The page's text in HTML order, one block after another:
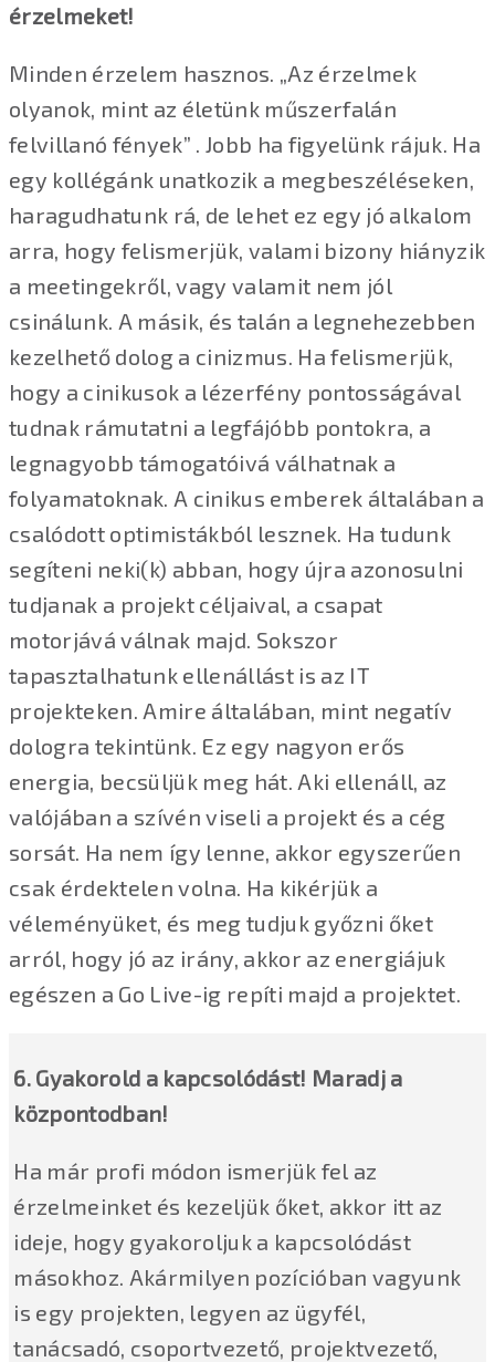
érzelmeket!
Minden érzelem hasznos. „Az érzelmek
olyanok, mint az életünk műszerfalán
felvillanó fények” . Jobb ha figyelünk rájuk. Ha
egy kollégánk unatkozik a megbeszéléseken,
haragudhatunk rá, de lehet ez egy jó alkalom
arra, hogy felismerjük, valami bizony hiányzik
a meetingekről, vagy valamit nem jól
csinálunk. A másik, és talán a legnehezebben
kezelhető dolog a cinizmus. Ha felismerjük,
hogy a cinikusok a lézerfény pontosságával
tudnak rámutatni a legfájóbb pontokra, a
legnagyobb támogatóivá válhatnak a
folyamatoknak. A cinikus emberek általában a
csalódott optimistákból lesznek. Ha tudunk
segíteni neki(k) abban, hogy újra azonosulni
tudjanak a projekt céljaival, a csapat
motorjává válnak majd. Sokszor
tapasztalhatunk ellenállást is az IT
projekteken. Amire általában, mint negatív
dologra tekintünk. Ez egy nagyon erős
energia, becsüljük meg hát. Aki ellenáll, az
valójában a szívén viseli a projekt és a cég
sorsát. Ha nem így lenne, akkor egyszerűen
csak érdektelen volna. Ha kikérjük a
véleményüket, és meg tudjuk győzni őket
arról, hogy jó az irány, akkor az energiájuk
egészen a Go Live-ig repíti majd a projektet.
6. Gyakorold a kapcsolódást! Maradj a
központodban!
Ha már profi módon ismerjük fel az
érzelmeinket és kezeljük őket, akkor itt az
ideje, hogy gyakoroljuk a kapcsolódást
másokhoz. Akármilyen pozícióban vagyunk
is egy projekten, legyen az ügyfél,
tanácsadó, csoportvezető, projektvezető,